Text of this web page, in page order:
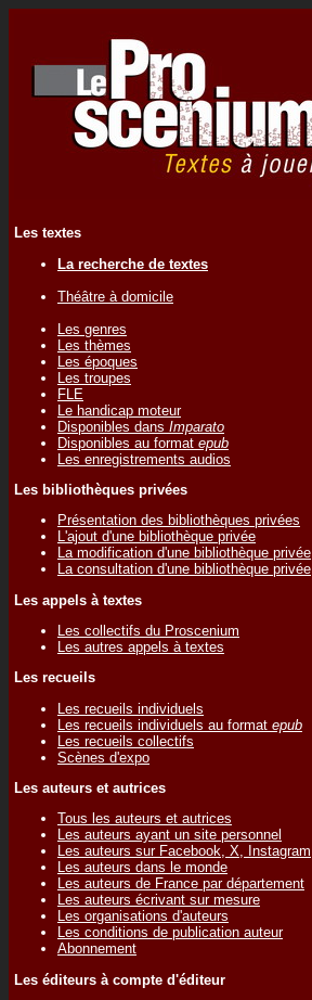
Les textes
La recherche de textes
Théâtre à domicile
Les genres
Les thèmes
Les époques
Les troupes
FLE
Le handicap moteur
Disponibles dans Imparato
Disponibles au format epub
Les enregistrements audios
Les bibliothèques privées
Présentation des bibliothèques privées
L'ajout d'une bibliothèque privée
La modification d'une bibliothèque privée
La consultation d'une bibliothèque privée
Les appels à textes
Les collectifs du Proscenium
Les autres appels à textes
Les recueils
Les recueils individuels
Les recueils individuels au format epub
Les recueils collectifs
Scènes d'expo
Les auteurs et autrices
Tous les auteurs et autrices
Les auteurs ayant un site personnel
Les auteurs sur Facebook, X, Instagram
Les auteurs dans le monde
Les auteurs de France par département
Les auteurs écrivant sur mesure
Les organisations d'auteurs
Les conditions de publication auteur
Abonnement
Les éditeurs à compte d'éditeur